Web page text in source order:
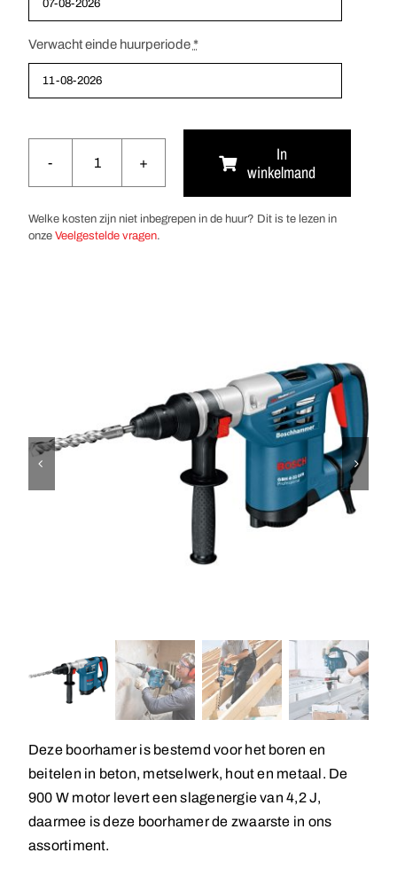
Verwacht einde huurperiode*
Boorhamer
SDS-
Plus
32mm
In
winkelmand
Welke kosten zijn niet inbegrepen in de huur? Dit is te lezen in
onze Veelgestelde vragen.
Deze boorhamer is bestemd voor het boren en
beitelen in beton, metselwerk, hout en metaal. De
900 W motor levert een slagenergie van 4,2 J,
daarmee is deze boorhamer de zwaarste in ons
assortiment.